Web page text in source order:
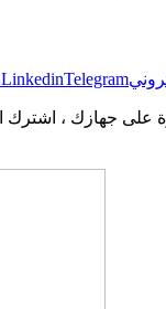
LinkedinTelegram
على جهازك ، اشترك